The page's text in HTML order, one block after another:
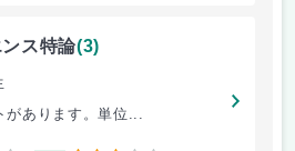
ス特論(3)
があります。単位...